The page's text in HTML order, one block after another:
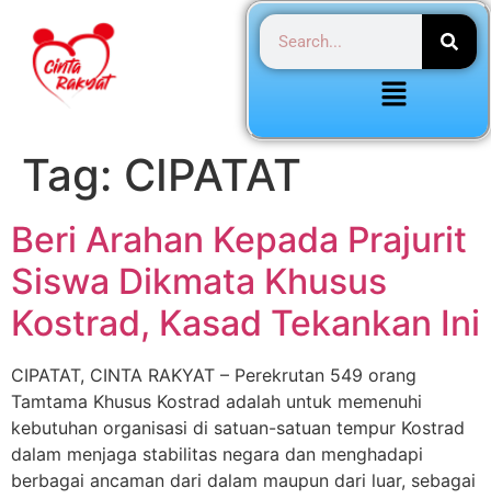
Tag: CIPATAT
Beri Arahan Kepada Prajurit
Siswa Dikmata Khusus
Kostrad, Kasad Tekankan Ini
CIPATAT, CINTA RAKYAT – Perekrutan 549 orang
Tamtama Khusus Kostrad adalah untuk memenuhi
kebutuhan organisasi di satuan-satuan tempur Kostrad
dalam menjaga stabilitas negara dan menghadapi
berbagai ancaman dari dalam maupun dari luar, sebagai